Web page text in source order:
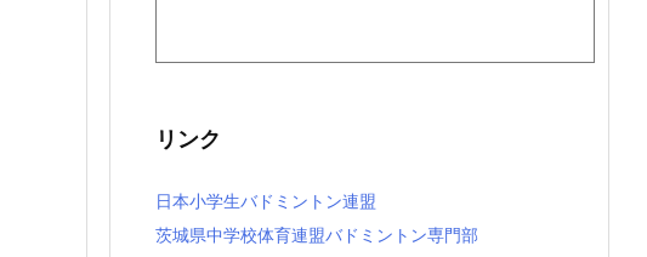
リンク
日本小学生バドミントン連盟
茨城県中学校体育連盟バドミントン専門部